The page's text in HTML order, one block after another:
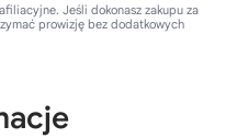
Jeśli dokonasz zakupu za
prowizję bez dodatkowych